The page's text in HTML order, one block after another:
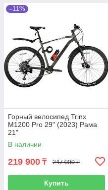
–11%
Горный велосипед Trinx
M1200 Pro 29" (2023) Рама
21"
В наличии
219 900 ₸ 247 000 ₸
Купить